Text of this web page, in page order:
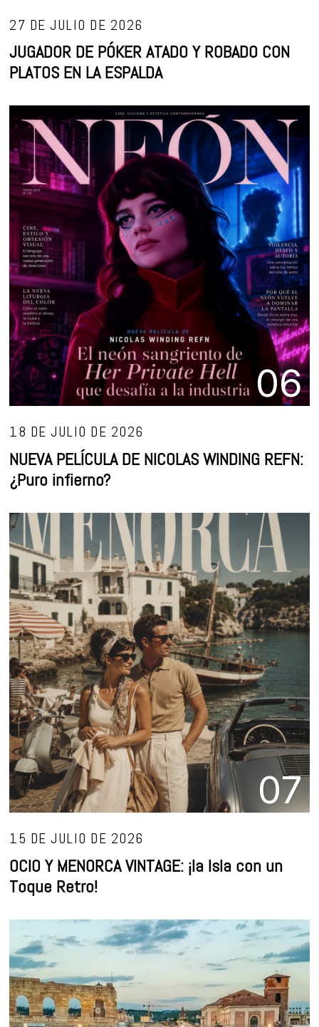
27 DE JULIO DE 2026
JUGADOR DE PÓKER ATADO Y ROBADO CON
PLATOS EN LA ESPALDA
06
18 DE JULIO DE 2026
NUEVA PELÍCULA DE NICOLAS WINDING REFN:
¿Puro infierno?
07
15 DE JULIO DE 2026
OCIO Y MENORCA VINTAGE: ¡la Isla con un
Toque Retro!